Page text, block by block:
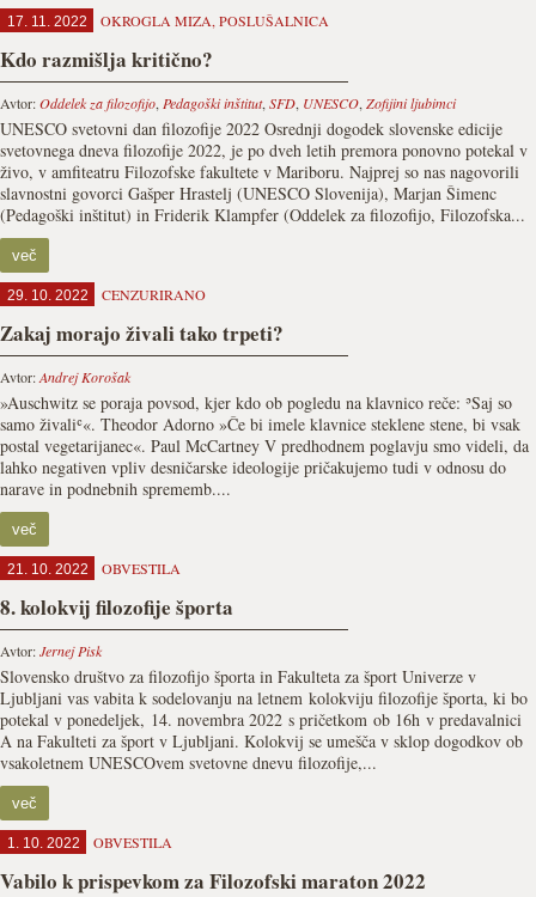
17. 11. 2022 OKROGLA MIZA, POSLUŠALNICA
Kdo razmišlja kritično?
Avtor:Oddelek za filozofijo, Pedagoški inštitut, SFD, UNESCO, Zofijini ljubimci
UNESCO svetovni dan filozofije 2022 Osrednji dogodek slovenske edicije
svetovnega dneva filozofije 2022, je po dveh letih premora ponovno potekal v
živo, v amfiteatru Filozofske fakultete v Mariboru. Najprej so nas nagovorili
slavnostni govorci Gašper Hrastelj (UNESCO Slovenija), Marjan Šimenc
(Pedagoški inštitut) in Friderik Klampfer (Oddelek za filozofijo, Filozofska...
več
29. 10. 2022 CENZURIRANO
Zakaj morajo živali tako trpeti?
Avtor:Andrej Korošak
»Auschwitz se poraja povsod, kjer kdo ob pogledu na klavnico reče: ʾSaj so
samo živaliʿ«. Theodor Adorno »Če bi imele klavnice steklene stene, bi vsak
postal vegetarijanec«. Paul McCartney V predhodnem poglavju smo videli, da
lahko negativen vpliv desničarske ideologije pričakujemo tudi v odnosu do
narave in podnebnih sprememb....
več
21. 10. 2022 OBVESTILA
8. kolokvij filozofije športa
Avtor:Jernej Pisk
Slovensko društvo za filozofijo športa in Fakulteta za šport Univerze v
Ljubljani vas vabita k sodelovanju na letnem kolokviju filozofije športa, ki bo
potekal v ponedeljek, 14. novembra 2022 s pričetkom ob 16h v predavalnici
A na Fakulteti za šport v Ljubljani. Kolokvij se umešča v sklop dogodkov ob
vsakoletnem UNESCOvem svetovne dnevu filozofije,...
več
1. 10. 2022 OBVESTILA
Vabilo k prispevkom za Filozofski maraton 2022